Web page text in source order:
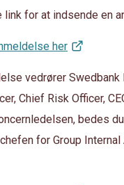
link for at indsende en
her
vedrører Swedbank
Chief Risk Officer,
bedes
for Group